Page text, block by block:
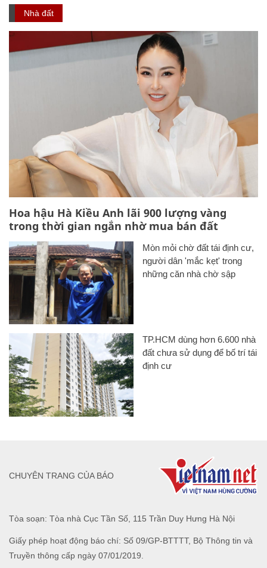
Nhà đất
Hoa hậu Hà Kiều Anh lãi 900 lượng vàng
trong thời gian ngắn nhờ mua bán đất
Mòn mỏi chờ đất tái định cư,
người dân 'mắc kẹt' trong
những căn nhà chờ sập
TP.HCM dùng hơn 6.600 nhà
đất chưa sử dụng để bố trí tái
định cư
Tòa soạn: Tòa nhà Cục Tần Số, 115 Trần Duy Hưng Hà Nội
Giấy phép hoạt động báo chí: Số 09/GP-BTTTT, Bộ Thông tin và
Truyền thông cấp ngày 07/01/2019.
CHUYÊN TRANG CỦA BÁO